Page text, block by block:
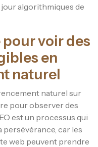
algorithmiques de
voir des
en
naturel
naturel sur
pour observer des
est un processus qui
persévérance, car les
web peuvent prendre